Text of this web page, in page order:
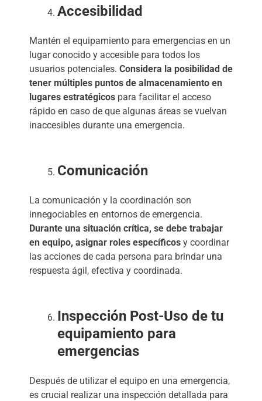
Accesibilidad
Mantén el equipamiento para emergencias en un
lugar conocido y accesible para todos los
usuarios potenciales. Considera la posibilidad de
tener múltiples puntos de almacenamiento en
lugares estratégicos para facilitar el acceso
rápido en caso de que algunas áreas se vuelvan
inaccesibles durante una emergencia.
Comunicación
La comunicación y la coordinación son
innegociables en entornos de emergencia.
Durante una situación crítica, se debe trabajar
en equipo, asignar roles específicos y coordinar
las acciones de cada persona para brindar una
respuesta ágil, efectiva y coordinada.
Inspección Post-Uso de tu
equipamiento para
emergencias
Después de utilizar el equipo en una emergencia,
es crucial realizar una inspección detallada para